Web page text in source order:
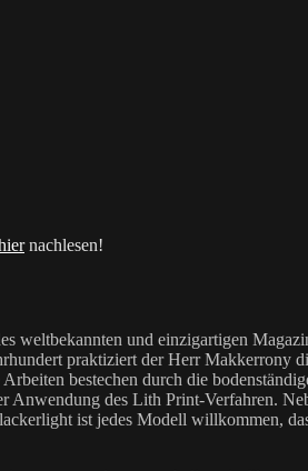
nachlesen!
weltbekannten und einzigartigen
praktiziert der Herr
bestechen durch die
des Lith Print-Verfahren.
ist jedes Modell willkommen,